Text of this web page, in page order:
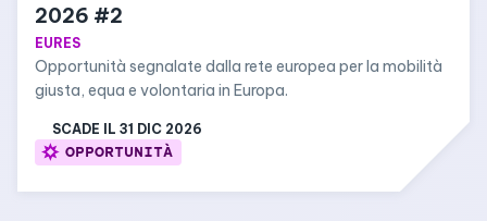
2026 #2
EURES
Opportunità segnalate dalla rete europea per la mobilità
giusta, equa e volontaria in Europa.
SCADE IL 31 DIC 2026
OPPORTUNITÀ